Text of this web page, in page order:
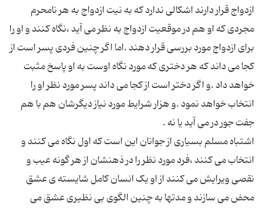
ازدواج قرار دارند اشکالی ندارد که به نیت ازدواج به هر نامحرم
مجردی که او هم در موقعیت ازدواج به نظر می آید ،نگاه کنند و او را
برای ازدواج مورد بررسی قرار دهند .اما اگر چنین فردی پسر است از
کجا می داند که هر دختری که مورد نگاه اوست به او پاسخ مثبت
خواهد داد .و اگر دختر است از کجا می داند پسر مورد نظر او را
انتخاب خواهد نمود .و هزار شرایط مورد نیاز دیگرشان هم با هم
اشتباه مسلم بسیاری از جوانان این است که اول نگاه می کنند و
انتخاب می کنند ،فرد مورد نظر را در ذهنشان از هر گونه عیب و
نقصی ویرایش می کنند از او یک انسان کامل شایسته ی عشق
محض می سازند و مدتها به چنین الگوی بی نظیری عشق می